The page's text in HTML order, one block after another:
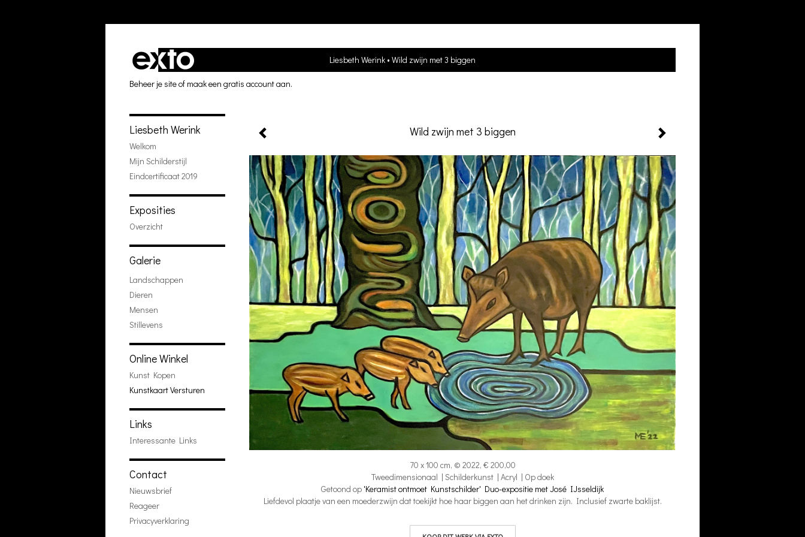
Liesbeth Werink Wild zwijn met 3 biggen
Beheer je siteof maak een gratis account aan.
Wild zwijn met 3 biggen
70 x 100 cm, © 2022, € 200,00
Tweedimensionaal | Schilderkunst | Acryl | Op doek
Getoond op 'Keramist ontmoet Kunstschilder' Duo-expositie met José IJsseldijk
Liefdevol plaatje van een moederzwijn dat toekijkt hoe haar biggen aan het drinken zijn. Inclusief zwarte baklijst.
Liesbeth Werink
Welkom
Mijn Schilderstijl
Eindcertificaat 2019
Exposities
Overzicht
Galerie
Landschappen
Dieren
Mensen
Stillevens
Online Winkel
Kunst Kopen
Kunstkaart Versturen
Links
Interessante Links
Contact
Nieuwsbrief
Reageer
Privacyverklaring